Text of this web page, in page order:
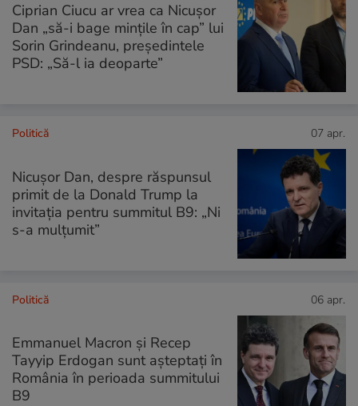
Ciprian Ciucu ar vrea ca Nicuşor
Dan „să-i bage minţile în cap” lui
Sorin Grindeanu, președintele
PSD: „Să-l ia deoparte”
Politică 07 apr.
Nicușor Dan, despre răspunsul
primit de la Donald Trump la
invitația pentru summitul B9: „Ni
s-a mulțumit”
Politică 06 apr.
Emmanuel Macron și Recep
Tayyip Erdogan sunt așteptați în
România în perioada summitului
B9